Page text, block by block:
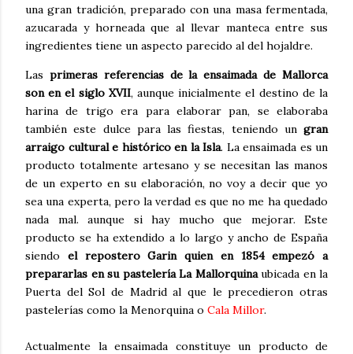
una gran tradición, preparado con una masa fermentada,
azucarada y horneada que al llevar manteca entre sus
ingredientes tiene un aspecto parecido al del hojaldre.
Las primeras referencias de la ensaimada de Mallorca
son en el siglo XVII, aunque inicialmente el destino de la
harina de trigo era para elaborar pan, se elaboraba
también este dulce para las fiestas, teniendo un gran
arraigo cultural e histórico en la Isla. La ensaimada es un
producto totalmente artesano y se necesitan las manos
de un experto en su elaboración, no voy a decir que yo
sea una experta, pero la verdad es que no me ha quedado
nada mal. aunque si hay mucho que mejorar. Este
producto se ha extendido a lo largo y ancho de España
siendo el repostero Garin quien en 1854 empezó a
prepararlas en su pastelería La Mallorquinaubicada en la
Puerta del Sol de Madrid al que le precedieron otras
pastelerías como la Menorquina o Cala Millor.
Actualmente la ensaimada constituye un producto de